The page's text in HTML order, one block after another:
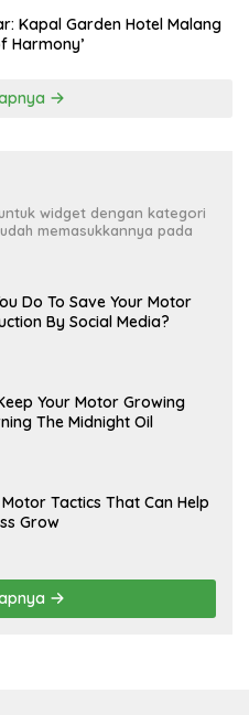
Kapal Garden Hotel Malang
Harmony’
widget dengan kategori
memasukkannya pada
Do To Save Your Motor
By Social Media?
Your Motor Growing
The Midnight Oil
Tactics That Can Help
Grow